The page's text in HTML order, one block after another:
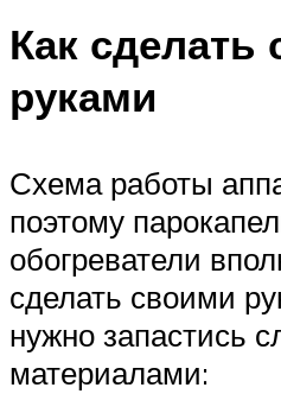
Как сделать
руками
Схема работы
поэтому
обогреватели
сделать своими
нужно запастись
материалами: